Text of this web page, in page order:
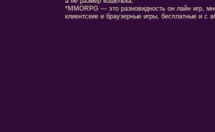
*MMORPG — это разновидность он лайн игр,
клиентские и браузерные игры, бесплатные и с